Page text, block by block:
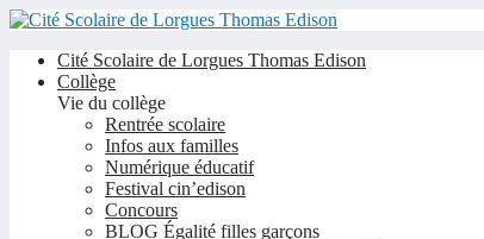
Cité Scolaire de Lorgues Thomas Edison
Collège
Vie du collège
Rentrée scolaire
Infos aux familles
Numérique éducatif
Festival cin’edison
Concours
BLOG Égalité filles garçons